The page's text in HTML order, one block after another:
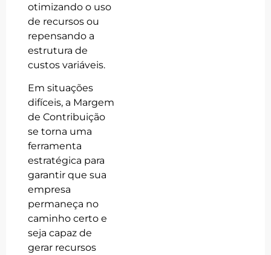
otimizando o uso
de recursos ou
repensando a
estrutura de
custos variáveis.
Em situações
difíceis, a Margem
de Contribuição
se torna uma
ferramenta
estratégica para
garantir que sua
empresa
permaneça no
caminho certo e
seja capaz de
gerar recursos